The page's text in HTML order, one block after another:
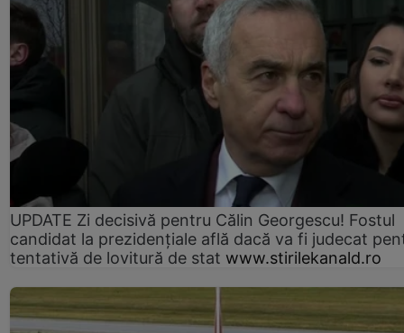
UPDATE Zi decisivă pentru Călin Georgescu! Fostul
candidat la prezidențiale află dacă va fi judecat
tentativă de lovitură de stat www.stirilekanald.ro